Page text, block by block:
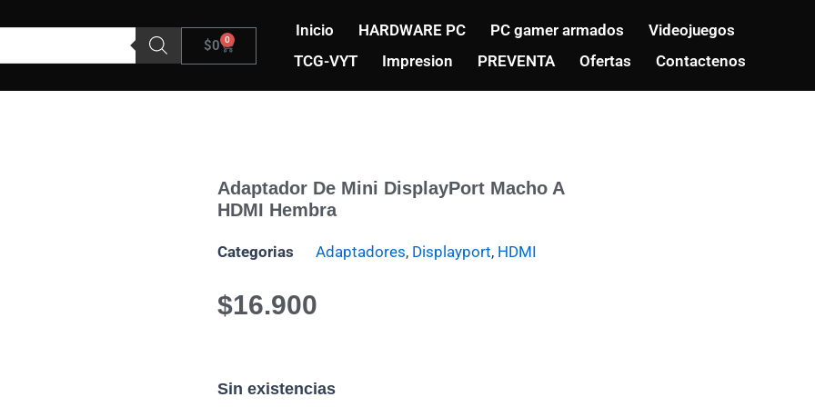
$0 0
Carrito
Inicio HARDWARE PC PC gamer armados
Videojuegos
TCG-VYT
Impresion PREVENTA Ofertas Contactenos
Adaptador De Mini DisplayPort Macho A
HDMI Hembra
Categorias Adaptadores, Displayport, HDMI
$16.900
Sin existencias